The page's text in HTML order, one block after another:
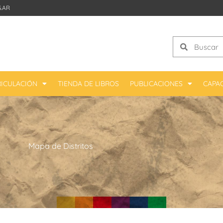
SearchSearch
TIENDA DE LIBROS PUBLICACIONES
Mapa de Distritos